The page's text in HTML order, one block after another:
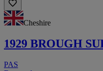
Cheshire
1929 BROUGH
PAS